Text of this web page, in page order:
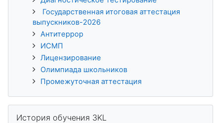
Государственная итоговая аттестация
выпускников-2026
Антитеррор
ИСМП
Лицензирование
Олимпиада школьников
Промежуточная аттестация
История обучения 3KL